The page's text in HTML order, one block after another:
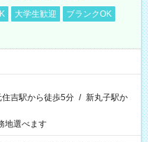
大学生歓迎
ブランクOK
住吉駅から徒歩5分 / 新丸子駅か
地選べます